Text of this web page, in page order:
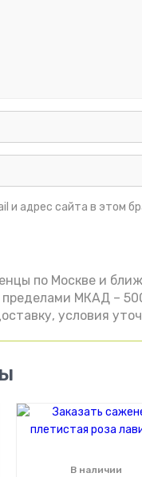
и адрес сайта в этом
по Москве и
МКАД –
условия
В наличии